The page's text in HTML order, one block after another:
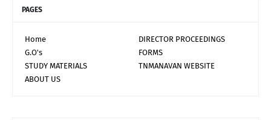
PAGES
Home
DIRECTOR PROCEEDINGS
G.O's
FORMS
STUDY MATERIALS
TNMANAVAN WEBSITE
ABOUT US